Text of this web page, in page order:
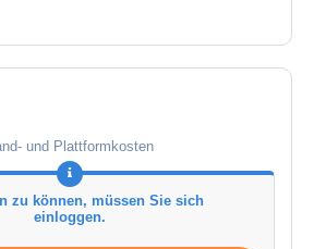
und Plattformkosten
zu können, müssen Sie sich
einloggen.